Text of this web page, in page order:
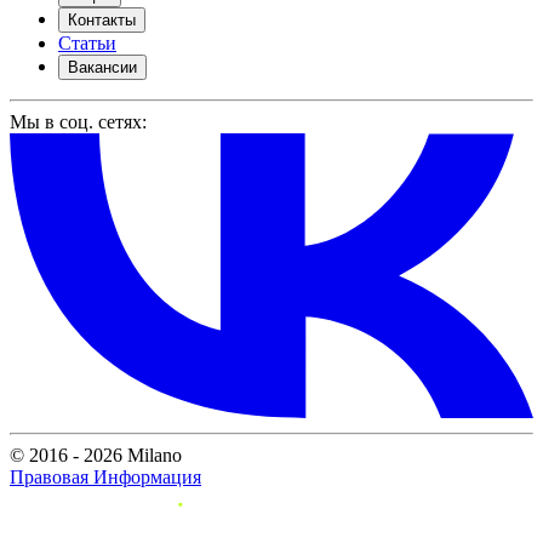
Контакты
Статьи
Вакансии
Мы в соц. сетях:
© 2016 - 2026 Milano
Правовая Информация